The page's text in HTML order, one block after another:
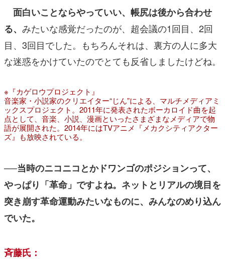
面白いことならやっていい、帳尻は後から合わせ
る、 みたいな感覚だったのが、超会議の1回目、2回
目、3回目でした。もちろんそれは、裏方の人に多大
な迷惑をかけていたのでとても反省しましたけどね。
※『カゲロウプロジェクト』
音楽家・小説家のクリエイター“じん”による、マルチメディアミ
ックスプロジェクト。2011年に発表されたボーカロイド曲を起
点として、音楽、小説、漫画といったさまざまなメディアで物
語が展開された。2014年にはTVアニメ『メカクシティアクター
ズ』も放映されている。
──当時のニコニコとかドワンゴのポジションって、
やっぱり「革命」ですよね。ネットとリアルの境目を
突き崩す革命運動みたいなものに、みんなのめり込ん
でいた。
斉藤氏：